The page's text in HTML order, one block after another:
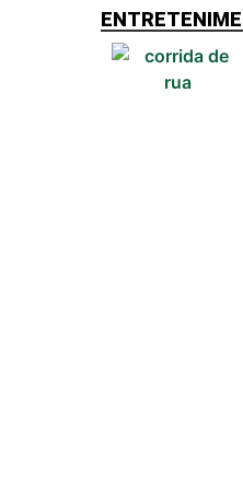
Cotidiano
Comunidade